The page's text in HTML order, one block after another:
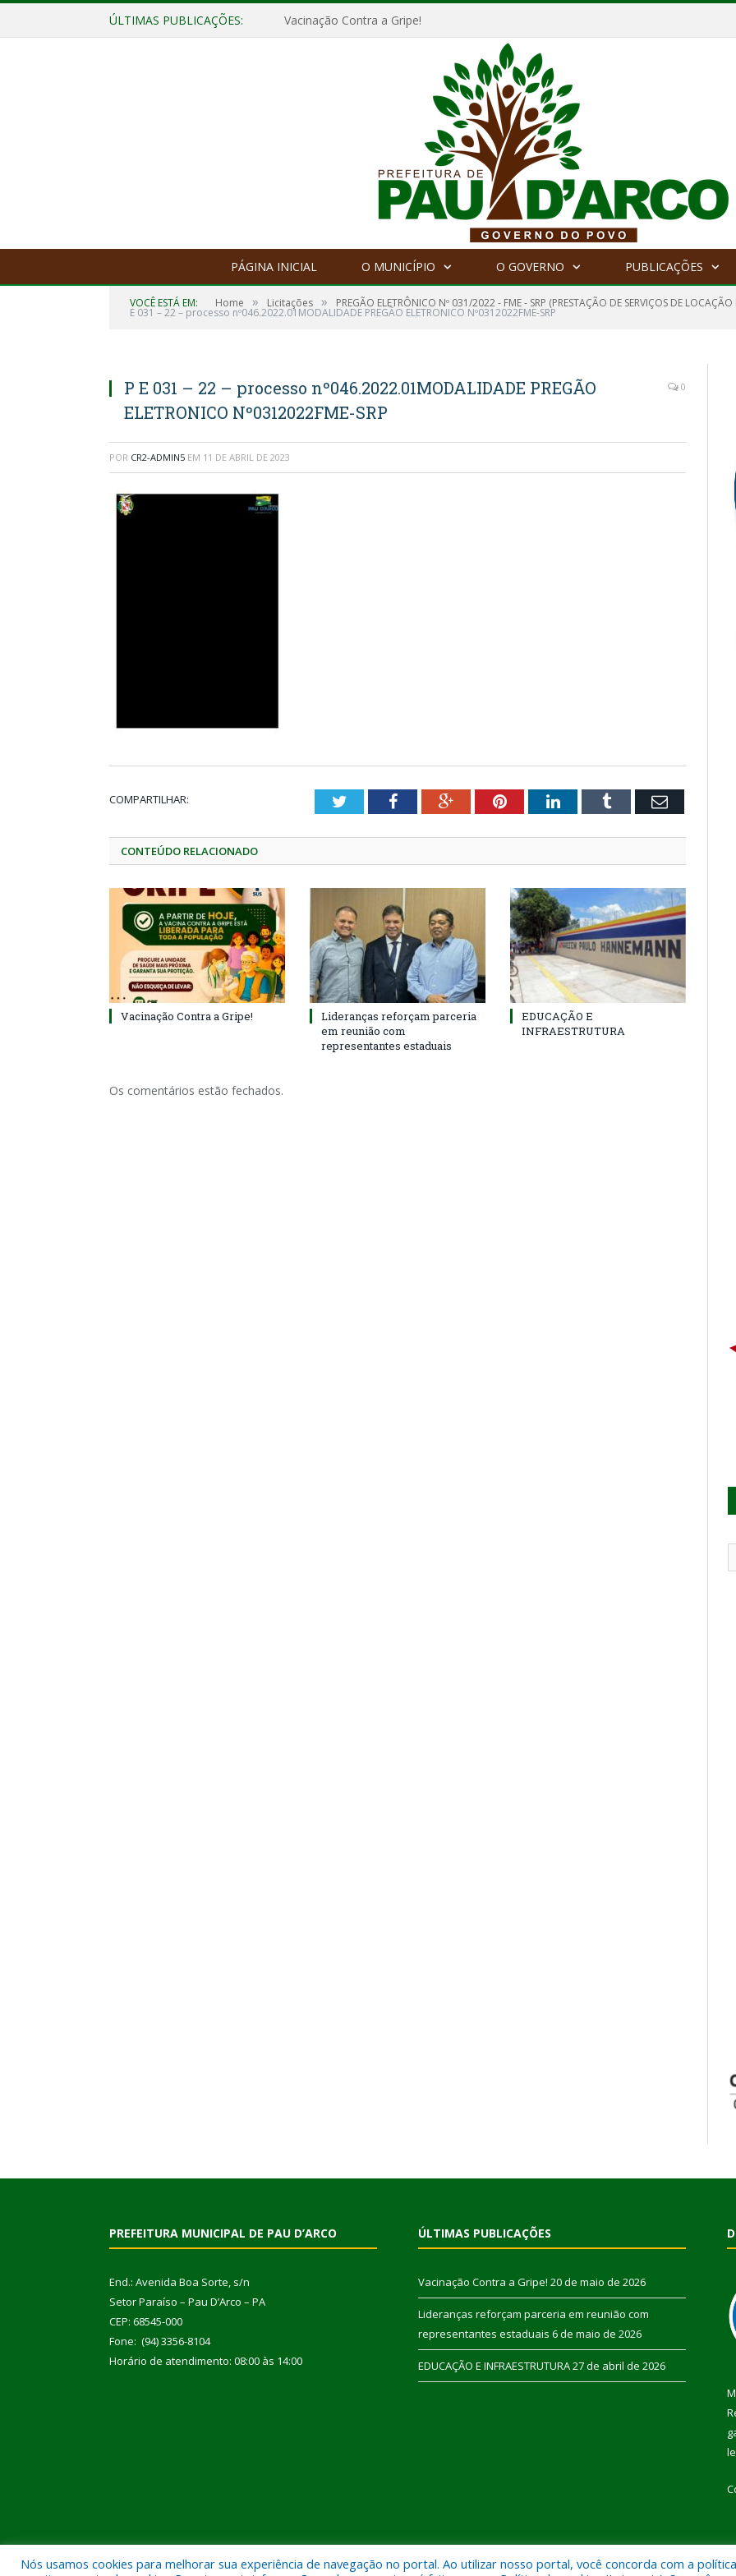
ÚLTIMAS PUBLICAÇÕES: Vacinação Contra a Gripe!
PÁGINA INICIAL O MUNICÍPIO O GOVERNO PUBLICAÇÕES
VOCÊ ESTÁ EM: Home » Licitações » PREGÃO ELETRÔNICO Nº 031/2022 - FME - SRP (PRESTAÇÃO DE SERVIÇOS DE
E 031 – 22 – processo nº046.2022.01MODALIDADE PREGÃO ELETRONICO Nº0312022FME-SRP
P E 031 – 22 – processo nº046.2022.01MODALIDADE PREGÃO
ELETRONICO Nº0312022FME-SRP
0
POR CR2-ADMIN5 EM 11 DE ABRIL DE 2023
COMPARTILHAR: TwitterFacebookGoogle+PinterestLinkedInTumblr Email
CONTEÚDO RELACIONADO
Vacinação Contra a Gripe!
Lideranças reforçam parceria
em reunião com
representantes estaduais
EDUCAÇÃO E
INFRAESTRUTURA
Os comentários estão fechados.
PREFEITURA MUNICIPAL DE PAU D’ARCO
End.: Avenida Boa Sorte, s/n
Setor Paraíso – Pau D’Arco – PA
CEP: 68545-000
Fone: (94) 3356-8104
Horário de atendimento: 08:00 às 14:00
ÚLTIMAS PUBLICAÇÕES
Vacinação Contra a Gripe! 20 de maio de 2026
Lideranças reforçam parceria em reunião com
representantes estaduais 6 de maio de 2026
EDUCAÇÃO E INFRAESTRUTURA27 de abril de 2026
Nós usamos cookies para melhorar sua experiência de navegação no portal. Ao utilizar nosso portal, você concorda com a